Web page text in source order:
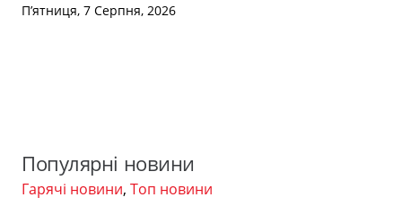
П’ятниця, 7 Серпня, 2026
Популярні новини
Гарячі новини, Топ новини